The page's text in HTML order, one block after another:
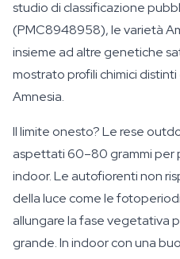
studio di classificazione
(PMC8948958), le varietà
insieme ad altre genetiche
mostrato profili chimici
Amnesia.
Il limite onesto? Le rese
aspettati 60–80 grammi per
indoor. Le autofiorenti non
della luce come le
allungare la fase vegetativa
grande. In indoor con una